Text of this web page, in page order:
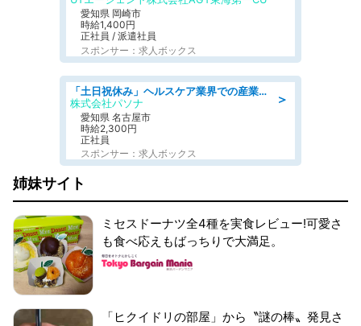
愛知県 岡崎市
時給1,400円
正社員 / 派遣社員
スポンサー：求人ボックス
＞
「土日祝休み」ヘルスケア業界での産業保健師業務/看護師/高時給/未経験OK/要資格:正看護師
株式会社パソナ
愛知県 名古屋市
時給2,300円
正社員
スポンサー：求人ボックス
姉妹サイト
ミセスドーナツ全4種を実食レビュー!可愛さ
も食べ応えもばっちりで大満足。
「ヒクイドリの部屋」から〝謎の棒〟発見さ